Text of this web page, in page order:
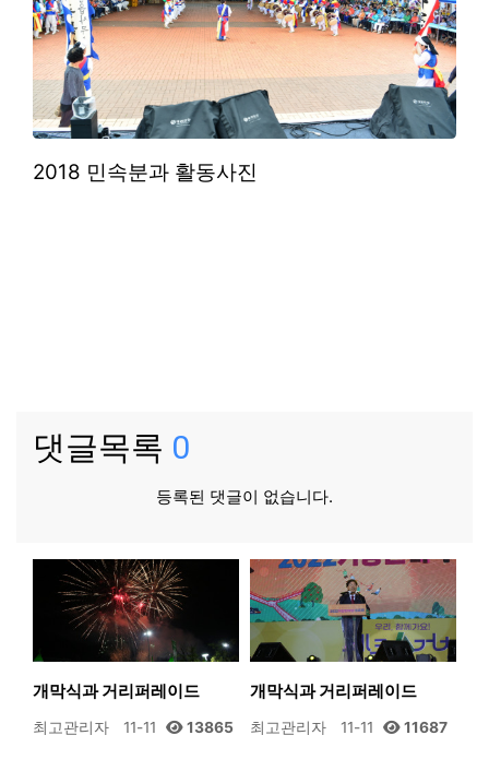
2018 민속분과 활동사진
댓글목록 0
등록된 댓글이 없습니다.
개막식과 거리퍼레이드
최고관리자 11-11 13865
개막식과 거리퍼레이드
최고관리자 11-11 11687